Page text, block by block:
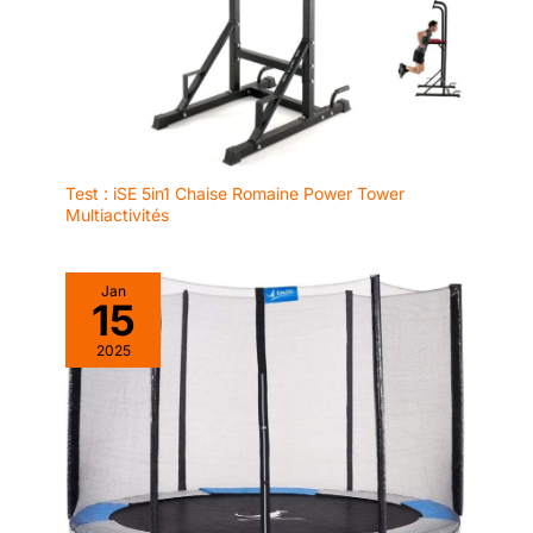
qui la rend compacte et
facile à ranger dans
n’importe quel espace de
la maison. Son format
permet une utilisation
confortable sans
compromettre la stabilité.
【Polyvalence des
vibrante à intégrer un
siège ergonomique et
mobile, améliorant le
confort et élargissant la
variété d’exercices
possibles. Avec le siège,
il est possible de réaliser
des mouvements tels
que des élévations
latérales des épaules ou
Test : iSE 5in1 Chaise Romaine Power Tower
Multiactivités
Jan
15
2025